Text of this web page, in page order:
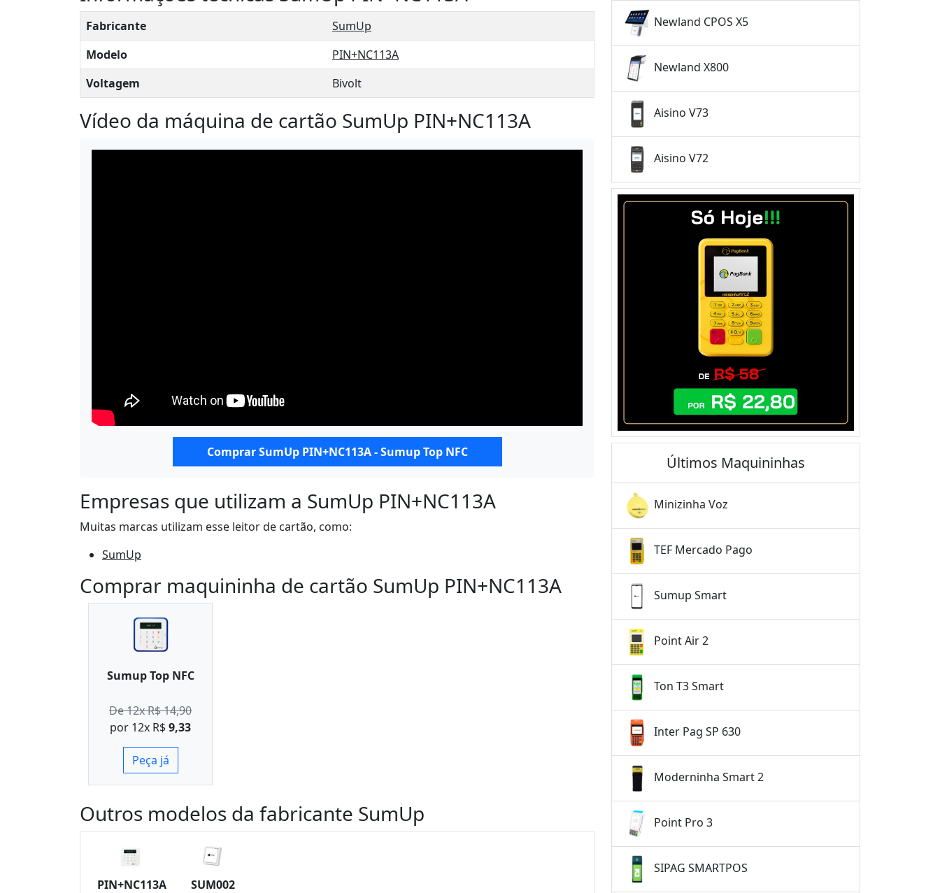
Fabricante
SumUp
Modelo
PIN+NC113A
Voltagem
Bivolt
Vídeo da máquina de cartão SumUp PIN+NC113A
Comprar SumUp PIN+NC113A - Sumup Top NFC
Empresas que utilizam a SumUp PIN+NC113A
Muitas marcas utilizam esse leitor de cartão, como:
SumUp
Comprar maquininha de cartão SumUp PIN+NC113A
Sumup Top NFC
De 12x R$ 14,90
por 12x R$9,33
Peça já
Outros modelos da fabricante SumUp
PIN+NC113A SUM002
Newland CPOS X5
Newland X800
Aisino V73
Aisino V72
Últimos Maquininhas
Minizinha Voz
TEF Mercado Pago
Sumup Smart
Point Air 2
Ton T3 Smart
Inter Pag SP 630
Moderninha Smart 2
Point Pro 3
SIPAG SMARTPOS